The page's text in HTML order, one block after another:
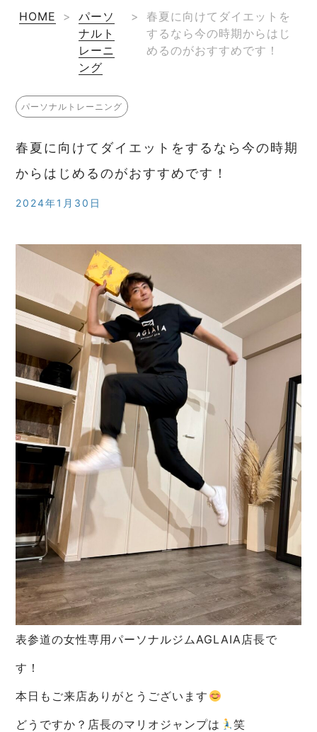
HOME >
パーソ
ナルト
レーニ
ング
>
春夏に向けてダイエットを
するなら今の時期からはじ
めるのがおすすめです！
パーソナルトレーニング
春夏に向けてダイエットをするなら今の時期
からはじめるのがおすすめです！
2024年1月30日
表参道の女性専用パーソナルジムAGLAIA店長で
す！
本日もご来店ありがとうございます
どうですか？店長のマリオジャンプは
笑